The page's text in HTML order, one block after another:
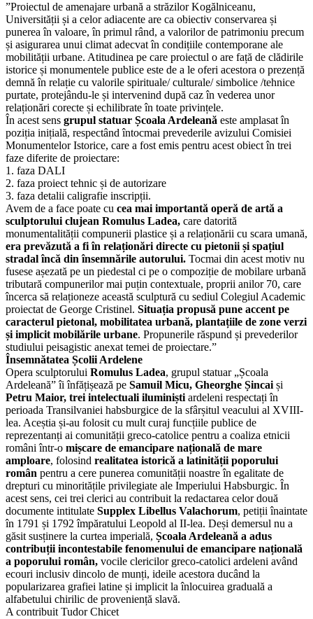
”Proiectul de amenajare urbană a străzilor Kogălniceanu,
Universității și a celor adiacente are ca obiectiv conservarea și
punerea în valoare, în primul rând, a valorilor de patrimoniu precum
și asigurarea unui climat adecvat în condițiile contemporane ale
mobilității urbane. Atitudinea pe care proiectul o are față de clădirile
istorice și monumentele publice este de a le oferi acestora o prezență
demnă în relație cu valorile spirituale/ culturale/ simbolice /tehnice
purtate, protejându-le și intervenind după caz în vederea unor
relaționări corecte și echilibrate în toate privințele.
În acest sens grupul statuar Școala Ardeleană este amplasat în
poziția inițială, respectând întocmai prevederile avizului Comisiei
Monumentelor Istorice, care a fost emis pentru acest obiect în trei
faze diferite de proiectare:
1. faza DALI
2. faza proiect tehnic și de autorizare
3. faza detalii caligrafie inscripții.
Avem de a face poate cu cea mai importantă operă de artă a
sculptorului clujean Romulus Ladea, care datorită
monumentalității compunerii plastice și a relaționării cu scara umană,
era prevăzută a fi în relaționări directe cu pietonii și spațiul
stradal încă din însemnările autorului. Tocmai din acest motiv nu
fusese așezată pe un piedestal ci pe o compoziție de mobilare urbană
tributară compunerilor mai puțin contextuale, proprii anilor 70, care
încerca să relaționeze această sculptură cu sediul Colegiul Academic
proiectat de George Cristinel. Situația propusă pune accent pe
caracterul pietonal, mobilitatea urbană, plantațiile de zone verzi
și implicit mobilările urbane. Propunerile răspund și prevederilor
studiului peisagistic anexat temei de proiectare.”
Însemnătatea Școlii Ardelene
Opera sculptorului Romulus Ladea, grupul statuar „Școala
Ardeleană” îi înfățișează pe Samuil Micu, Gheorghe Șincai și
Petru Maior, trei intelectuali iluminiști ardeleni respectați în
perioada Transilvaniei habsburgice de la sfârșitul veacului al XVIII-
lea. Aceștia și-au folosit cu mult curaj funcțiile publice de
reprezentanți ai comunității greco-catolice pentru a coaliza etnicii
români într-o mișcare de emancipare națională de mare
amploare, folosind realitatea istorică a latinității poporului
român pentru a cere punerea comunității noastre în egalitate de
drepturi cu minoritățile privilegiate ale Imperiului Habsburgic. În
acest sens, cei trei clerici au contribuit la redactarea celor două
documente intitulate Supplex Libellus Valachorum, petiții înaintate
în 1791 și 1792 împăratului Leopold al II-lea. Deși demersul nu a
găsit susținere la curtea imperială, Școala Ardeleană a adus
contribuții incontestabile fenomenului de emancipare națională
a poporului român, vocile clericilor greco-catolici ardeleni având
ecouri inclusiv dincolo de munți, ideile acestora ducând la
popularizarea grafiei latine și implicit la înlocuirea graduală a
alfabetului chirilic de proveniență slavă.
A contribuit Tudor Chicet